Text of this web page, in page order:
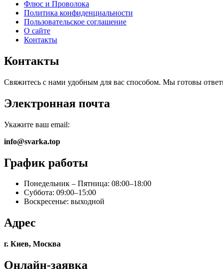
Флюс и Проволока
Политика конфиденциальности
Пользовательское соглашение
О сайте
Контакты
Контакты
Свяжитесь с нами удобным для вас способом. Мы готовы
Электронная почта
Укажите ваш email:
info@svarka.top
График работы
Понедельник – Пятница: 08:00–18:00
Суббота: 09:00–15:00
Воскресенье: выходной
Адрес
г. Киев, Москва
Онлайн-заявка